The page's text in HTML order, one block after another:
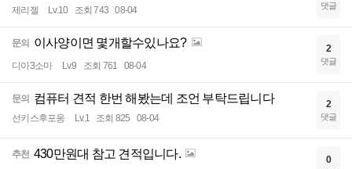
제리젤 Lv.10 조회 743 08-04 댓글
문의 이사양이면 몇개할수있나요?
디아3소마 Lv.9 조회 761 08-04
2
댓글
문의 컴퓨터 견적 한번 해봤는데 조언 부탁드립니다
선키스후포옹 Lv.1 조회 825 08-04
2
댓글
추천 430만원대 참고 견적입니다. 0